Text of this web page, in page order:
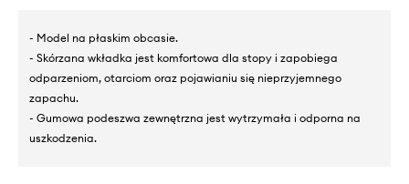
- Model na płaskim obcasie.
- Skórzana wkładka jest komfortowa dla stopy i zapobiega
odparzeniom, otarciom oraz pojawianiu się nieprzyjemnego
zapachu.
- Gumowa podeszwa zewnętrzna jest wytrzymała i odporna na
uszkodzenia.